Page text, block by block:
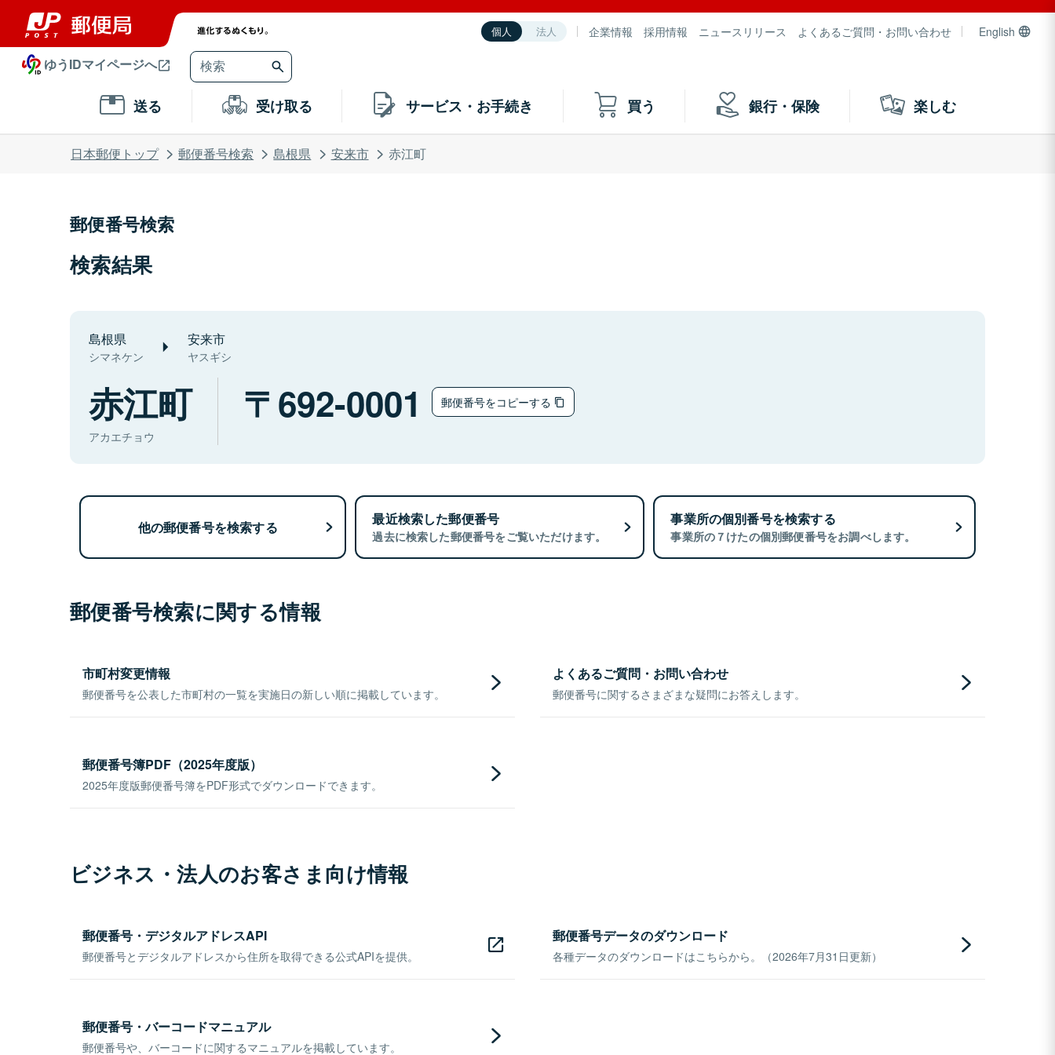
個人 法人 企業情報 採用情報 ニュースリリース よくあるご質問・お問い合わせ English
ゆうIDマイページへ
送る 受け取る サービス・お手続き 買う 銀行・保険 楽しむ
日本郵便トップ 郵便番号検索 島根県 安来市 赤江町
郵便番号検索
検索結果
島根県
シマネケン
安来市
ヤスギシ
赤江町
アカエチョウ
692-0001 郵便番号をコピーする
他の郵便番号を検索する 最近検索した郵便番号
過去に検索した郵便番号をご覧いただけます。
事業所の個別番号を検索する
事業所の７けたの個別郵便番号をお調べします。
郵便番号検索に関する情報
市町村変更情報
郵便番号を公表した市町村の一覧を実施日の新しい順に掲載しています。
よくあるご質問・お問い合わせ
郵便番号に関するさまざまな疑問にお答えします。
郵便番号簿PDF（2025年度版）
2025年度版郵便番号簿をPDF形式でダウンロードできます。
ビジネス・法人のお客さま向け情報
郵便番号・デジタルアドレスAPI
郵便番号とデジタルアドレスから住所を取得できる公式APIを提供。
郵便番号データのダウンロード
各種データのダウンロードはこちらから。（2026年7月31日更新）
郵便番号・バーコードマニュアル
郵便番号や、バーコードに関するマニュアルを掲載しています。